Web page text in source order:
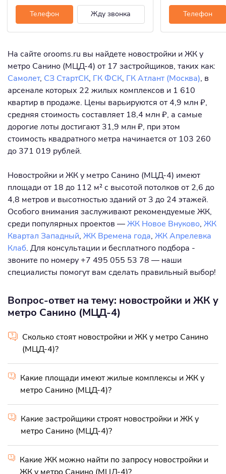
Телефон Жду звонка Телефон
На сайте orooms.ru вы найдете новостройки и ЖК у
метро Санино (МЦД-4) от 17 застройщиков, таких как:
Самолет, СЗ СтартСК, ГК ФСК, ГК Атлант (Москва), в
арсенале которых 22 жилых комплексов и 1 610
квартир в продаже. Цены варьируются от 4,9 млн ₽,
средняя стоимость составляет 18,4 млн ₽, а самые
дорогие лоты достигают 31,9 млн ₽, при этом
стоимость квадратного метра начинается от 103 260
до 371 019 рублей.
Новостройки и ЖК у метро Санино (МЦД-4) имеют
площади от 18 до 112 м² с высотой потолков от 2,6 до
4,8 метров и высотностью зданий от 3 до 24 этажей.
Особого внимания заслуживают рекомендуемые ЖК,
среди популярных проектов —ЖК Новое Внуково, ЖК
Квартал Западный, ЖК Времена года, ЖК Апрелевка
Клаб. Для консультации и бесплатного подбора -
звоните по номеру +7 495 055 53 78 — наши
специалисты помогут вам сделать правильный выбор!
Вопрос-ответ на тему: новостройки и ЖК у
метро Санино (МЦД-4)
Сколько стоят новостройки и ЖК у метро Санино
(МЦД-4)?
Какие площади имеют жилые комплексы и ЖК у
метро Санино (МЦД-4)?
Какие застройщики строят новостройки и ЖК у
метро Санино (МЦД-4)?
Какие ЖК можно найти по запросу новостройки и